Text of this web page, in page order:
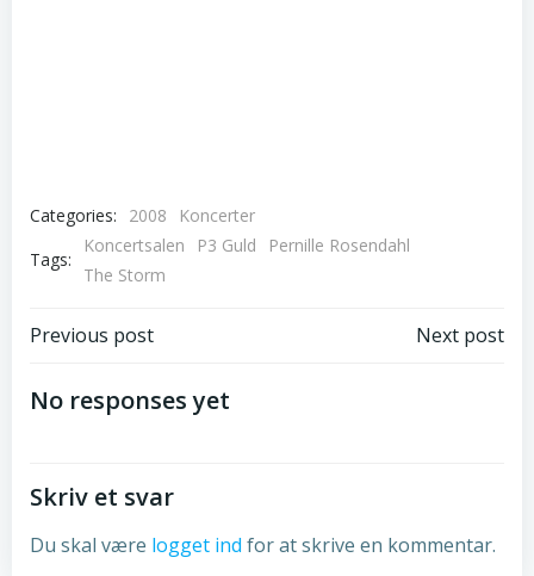
Categories: 2008
Koncerter
Tags:
Koncertsalen P3 Guld
Pernille Rosendahl
The Storm
Post
navigation
Previous post Next post
No responses yet
Skriv et svar
Du skal være logget ind for at skrive en kommentar.